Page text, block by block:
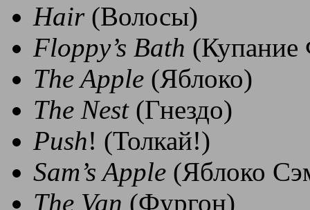
Hair(Волосы)
Floppy’s Bath
The Apple (Яблоко)
The Nest(Гнездо)
Push! (Толкай!)
Sam’s Apple (Яблоко
The Van (Фургон)